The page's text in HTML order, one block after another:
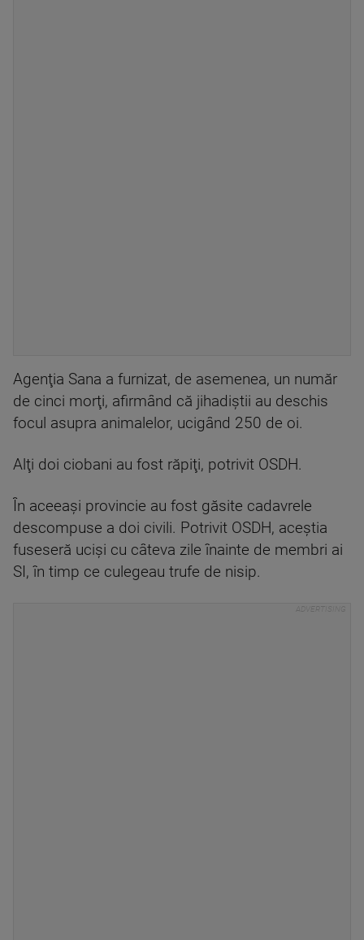
Agenţia Sana a furnizat, de asemenea, un număr
de cinci morţi, afirmând că jihadiştii au deschis
focul asupra animalelor, ucigând 250 de oi.
Alţi doi ciobani au fost răpiţi, potrivit OSDH.
În aceeaşi provincie au fost găsite cadavrele
descompuse a doi civili. Potrivit OSDH, aceştia
fuseseră ucişi cu câteva zile înainte de membri ai
SI, în timp ce culegeau trufe de nisip.